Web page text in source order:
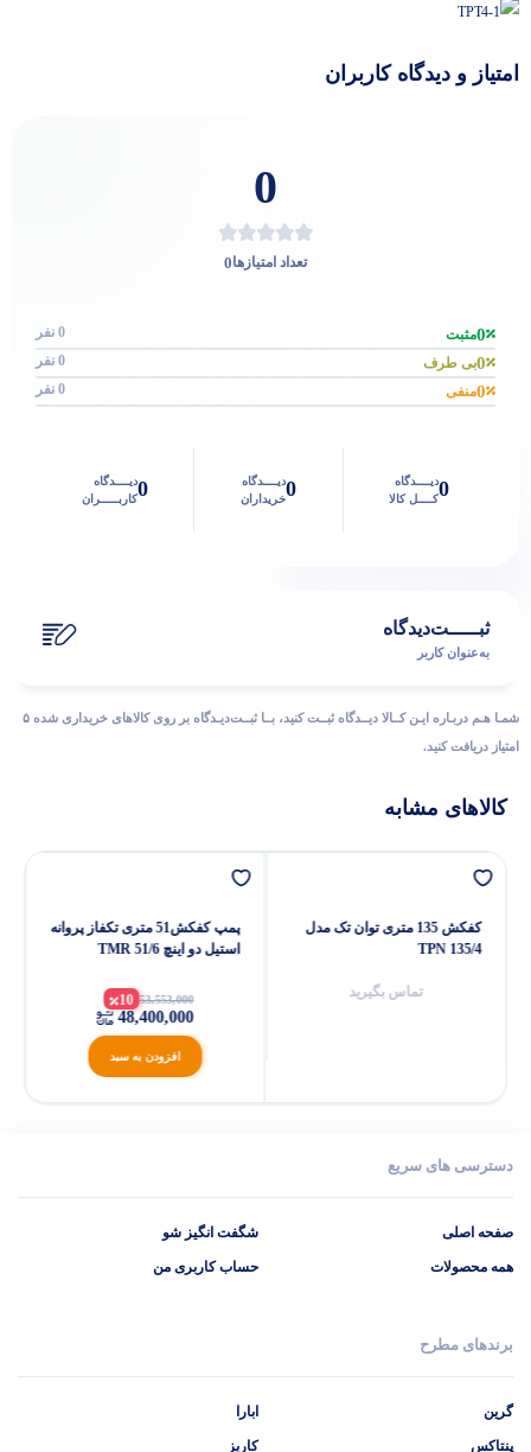
امتیاز و دیدگاه کاربران
0
تعداد امتیازها0
0مثبت 0 نفر
0بی طرف 0 نفر
0منفی 0 نفر
0دیــــدگاه
کــــل کالا
0دیــــدگاه
خریداران
0دیــــدگاه
کاربـــــران
ثبـــــت‌دیدگاه
به‌عنوان کاربر
شمـا هـم دربـاره ایـن کــالا دیــدگاه ثبــت کنید، بــا ثبــت‌دیـدگاه بر روی کالاهای خریداری شده ۵
امتیاز دریافت کنید.
کالاهای مشابه
کفکش 135 متری توان تک مدل
TPN 135/4
تماس بگیرید
پمپ کفکش51 متری تکفاز پروانه
استیل دو اینچ TMR 51/6
افزودن به سبد
53,553,000
10
48,400,000
دسترسی های سریع
صفحه اصلی
همه محصولات
شگفت انگیز شو
حساب کاربری من
برندهای مطرح
گرین
پنتاکس
ابارا
کاریز